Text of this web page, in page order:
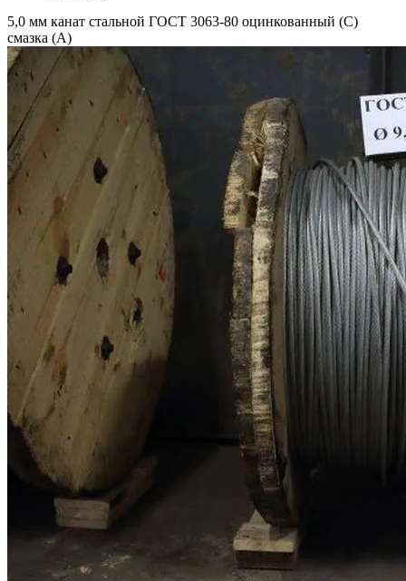
5,0 мм канат стальной ГОСТ 3063-80 оцинкованный (С)
смазка (А)